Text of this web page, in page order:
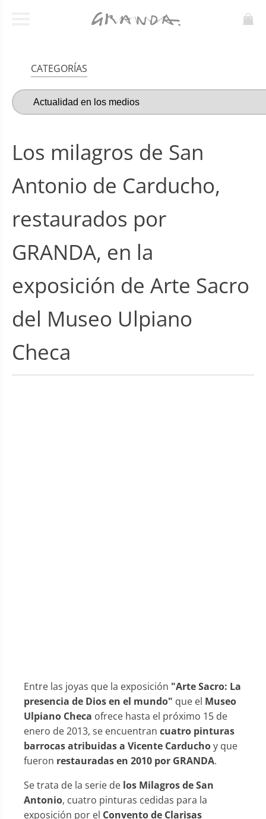
CATEGORÍAS
Los milagros de San
Antonio de Carducho,
restaurados por
GRANDA, en la
exposición de Arte Sacro
del Museo Ulpiano
Checa
Entre las joyas que la exposición "Arte Sacro: La
presencia de Dios en el mundo" que el Museo
Ulpiano Checa ofrece hasta el próximo 15 de
enero de 2013, se encuentran cuatro pinturas
barrocas atribuidas a Vicente Carduchoy que
fueron restauradas en 2010 por GRANDA.
Se trata de la serie de los Milagros de San
Antonio, cuatro pinturas cedidas para la
exposición por el Convento de Clarisas